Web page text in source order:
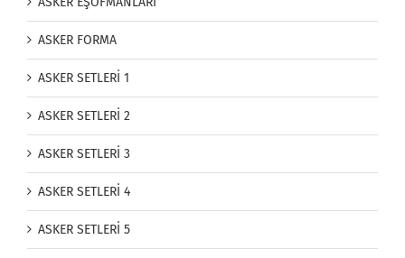
ASKER FORMA
ASKER SETLERİ 1
ASKER SETLERİ 2
ASKER SETLERİ 3
ASKER SETLERİ 4
ASKER SETLERİ 5